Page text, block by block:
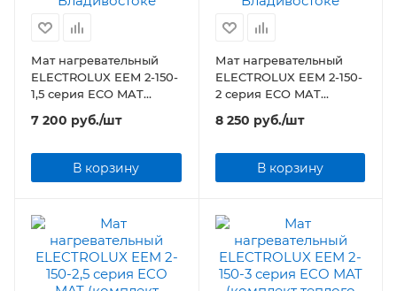
Мат нагревательный
ELECTROLUX EEM 2-150-
1,5 серия ECO MAT
(комплект теплого пола)
7 200 руб./шт
В корзину
Мат нагревательный
ELECTROLUX EEM 2-150-
2 серия ECO MAT
(комплект теплого пола)
8 250 руб./шт
В корзину